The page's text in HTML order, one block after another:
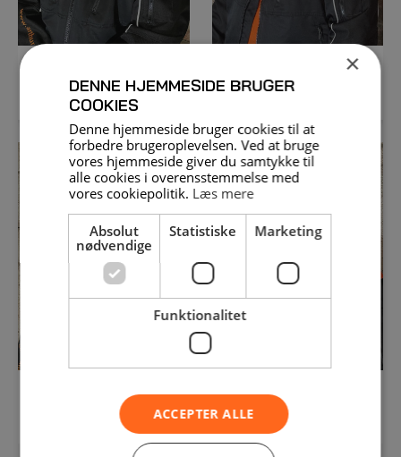
Claus Dennis
Ejgil
×
DENNE HJEMMESIDE BRUGER
COOKIES
Denne hjemmeside bruger cookies til at
forbedre brugeroplevelsen. Ved at bruge
vores hjemmeside giver du samtykke til
alle cookies i overensstemmelse med
vores cookiepolitik. Læs mere
Absolut
nødvendige
Statistiske Marketing
Funktionalitet
ACCEPTER ALLE